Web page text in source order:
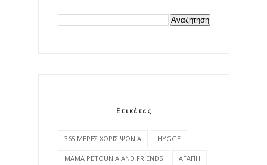
Ετικέτες
365 ΜΕΡΕΣ ΧΩΡΙΣ ΨΩΝΙΑ HYGGE
MAMA PETOUNIA AND FRIENDS ΑΓΑΠΗ